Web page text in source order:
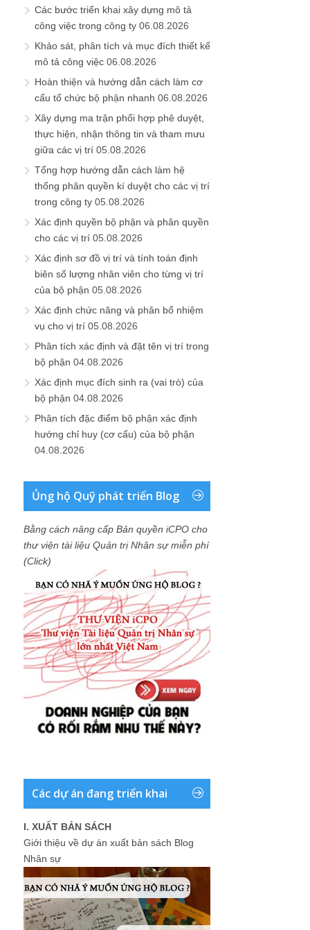
Các bước triển khai xây dựng mô tả
công việc trong công ty 06.08.2026
Khảo sát, phân tích và mục đích thiết kế
mô tả công việc 06.08.2026
Hoàn thiện và hướng dẫn cách làm cơ
cấu tổ chức bộ phận nhanh 06.08.2026
Xây dựng ma trận phối hợp phê duyệt,
thực hiện, nhận thông tin và tham mưu
giữa các vị trí 05.08.2026
Tổng hợp hướng dẫn cách làm hệ
thống phân quyền kí duyệt cho các vị trí
trong công ty 05.08.2026
Xác định quyền bộ phận và phân quyền
cho các vị trí 05.08.2026
Xác định sơ đồ vị trí và tính toán định
biên số lượng nhân viên cho từng vị trí
của bộ phận 05.08.2026
Xác định chức năng và phân bổ nhiệm
vụ cho vị trí 05.08.2026
Phân tích xác định và đặt tên vị trí trong
bộ phận 04.08.2026
Xác định mục đích sinh ra (vai trò) của
bộ phận 04.08.2026
Phân tích đặc điểm bộ phận xác định
hướng chỉ huy (cơ cấu) của bộ phận
04.08.2026
Ủng hộ Quỹ phát triển Blog
Bằng cách nâng cấp Bản quyền iCPO cho
thư viện tài liệu Quản trị Nhân sự miễn phí
(Click)
Các dự án đang triển khai
I. XUẤT BẢN SÁCH
Giới thiệu về dự án xuất bản sách Blog
Nhân sự